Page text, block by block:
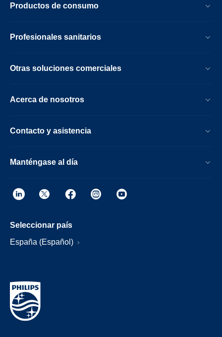
Productos de consumo
Profesionales sanitarios
Otras soluciones comerciales
Acerca de nosotros
Contacto y asistencia
Manténgase al día
Seleccionar país
España (Español)